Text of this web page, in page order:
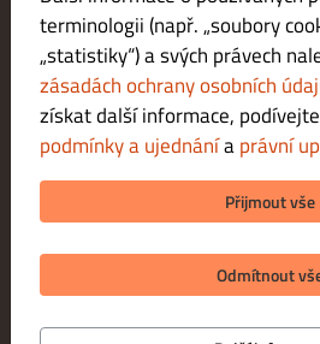
Změnit nastavení souborů cookie
Kontaktuj nás
Zásady ochrany osobních údajů
Podmínky a ujednání
Právní upozornění
METODY PLATBY PŘI DORUČENÍ
METODY PLATBY PŘI VYZVEDNUTÍ
terminologii (např. „soubory
„statistiky“) a svých právech
zásadách ochrany osobních
získat další informace,
podmínky a ujednáníaprávní
Přijmout vše
Odmítnout